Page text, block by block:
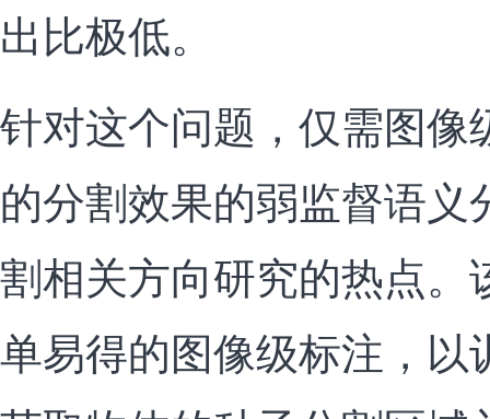
出比极低。
针对这个问题，仅需图像
的分割效果的弱监督语义
割相关方向研究的热点。
单易得的图像级标注，以